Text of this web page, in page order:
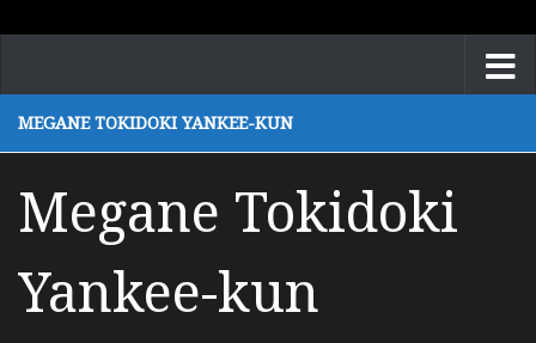
MEGANE TOKIDOKI YANKEE-KUN
Megane Tokidoki
Yankee-kun